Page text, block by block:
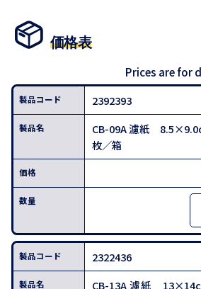
価格表
Prices are for
2392393
CB-09A 濾紙
枚／箱
2322436
CB-13A 濾紙